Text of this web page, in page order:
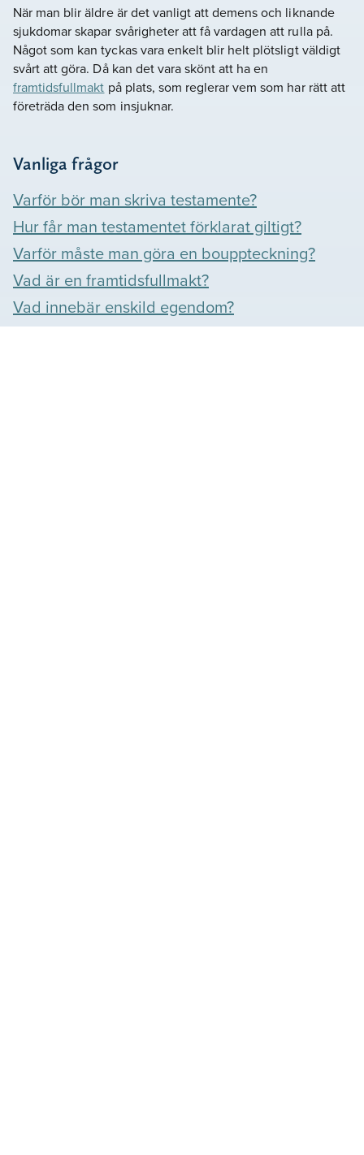
När man blir äldre är det vanligt att demens och liknande
sjukdomar skapar svårigheter att få vardagen att rulla på.
Något som kan tyckas vara enkelt blir helt plötsligt väldigt
svårt att göra. Då kan det vara skönt att ha en
framtidsfullmakt på plats, som reglerar vem som har rätt att
företräda den som insjuknar.
Vanliga frågor
Varför bör man skriva testamente?
Hur får man testamentet förklarat giltigt?
Varför måste man göra en bouppteckning?
Vad är en framtidsfullmakt?
Vad innebär enskild egendom?